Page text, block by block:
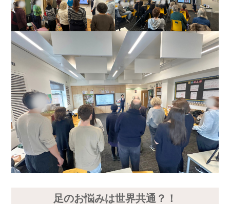
足のお悩みは世界共通？！